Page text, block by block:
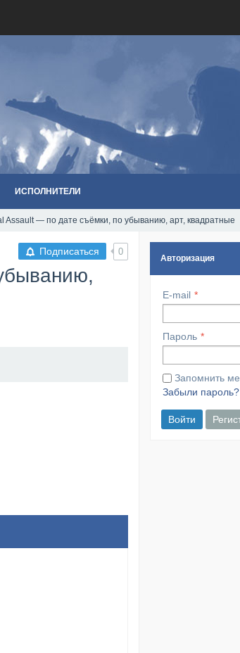
ИСПОЛНИТЕЛИ
Assault — по дате съёмки, по убыванию, арт, квадратные
Подписаться 0
Авторизация
E-mail
Пароль
Запомнить
Забыли пароль?
Войти